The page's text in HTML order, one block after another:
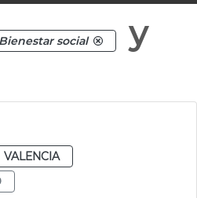
Bienestar social
y
VALENCIA